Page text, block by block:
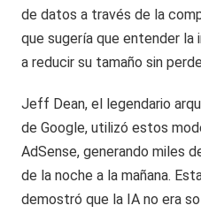
de datos a través de la
que sugería que entender
a reducir su tamaño sin
Jeff Dean, el legendario
de Google, utilizó estos
AdSense, generando miles
de la noche a la mañana.
demostró que la IA no era